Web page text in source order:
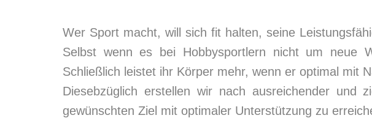
Wer Sport macht, will sich fit halten, seine
Selbst wenn es bei Hobbysportlern nicht um neue
Schließlich leistet ihr Körper mehr, wenn er optimal mit
Diesebzüglich erstellen wir nach ausreichender und
gewünschten Ziel mit optimaler Unterstützung zu